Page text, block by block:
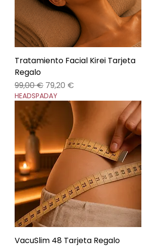
Tratamiento Facial Kirei Tarjeta
Regalo
Precio
99,00 € Precio de oferta
79,20 €
HEADSPADAY
VacuSlim 48 Tarjeta Regalo